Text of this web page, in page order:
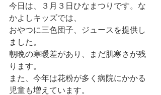
今日は、３月３日ひなまつりです。な
かよしキッズでは、
おやつに三色団子、ジュースを提供し
ました。
朝晩の寒暖差があり、まだ肌寒さが残
ります。
また、今年は花粉が多く病院にかかる
児童も増えています。